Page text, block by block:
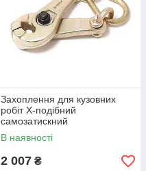
Захоплення для кузовних
робіт Х-подібний
самозатискний
В наявності
2 007 ₴